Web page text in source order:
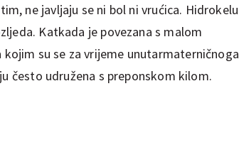
ne javljaju se ni bol ni vrućica. Hidrokelu
Katkada je povezana s malom
su se za vrijeme unutarmaterničnoga
često udružena s preponskom kilom.